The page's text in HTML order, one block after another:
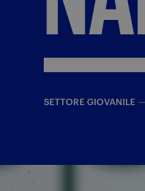
SETTORE GIOVANILE —